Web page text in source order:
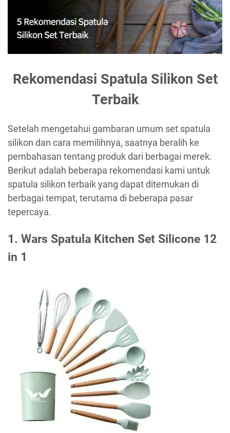
Rekomendasi Spatula Silikon Set
Terbaik
Setelah mengetahui gambaran umum set spatula
silikon dan cara memilihnya, saatnya beralih ke
pembahasan tentang produk dari berbagai merek.
Berikut adalah beberapa rekomendasi kami untuk
spatula silikon terbaik yang dapat ditemukan di
berbagai tempat, terutama di beberapa pasar
tepercaya.
1. Wars Spatula Kitchen Set Silicone 12
in 1